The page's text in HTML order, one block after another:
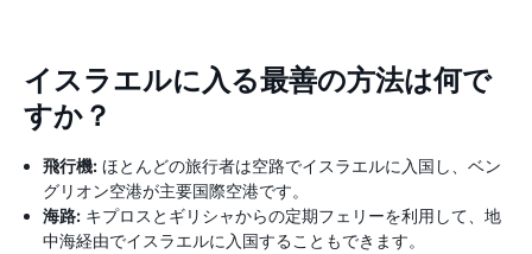
イスラエルに入る最善の方法は何で
すか？
飛行機: ほとんどの旅行者は空路でイスラエルに入国し、ベン
グリオン空港が主要国際空港です。
海路: キプロスとギリシャからの定期フェリーを利用して、地
中海経由でイスラエルに入国することもできます。